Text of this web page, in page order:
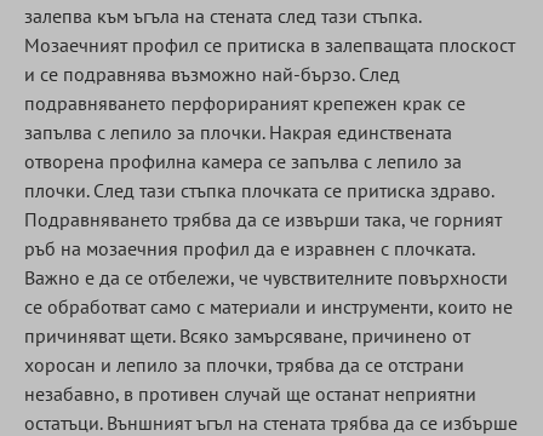
залепва към ъгъла на стената след тази стъпка.
Мозаечният профил се притиска в залепващата плоскост
и се подравнява възможно най-бързо. След
подравняването перфорираният крепежен крак се
запълва с лепило за плочки. Накрая единствената
отворена профилна камера се запълва с лепило за
плочки. След тази стъпка плочката се притиска здраво.
Подравняването трябва да се извърши така, че горният
ръб на мозаечния профил да е изравнен с плочката.
Важно е да се отбележи, че чувствителните повърхности
се обработват само с материали и инструменти, които не
причиняват щети. Всяко замърсяване, причинено от
хоросан и лепило за плочки, трябва да се отстрани
незабавно, в противен случай ще останат неприятни
остатъци. Външният ъгъл на стената трябва да се избърше